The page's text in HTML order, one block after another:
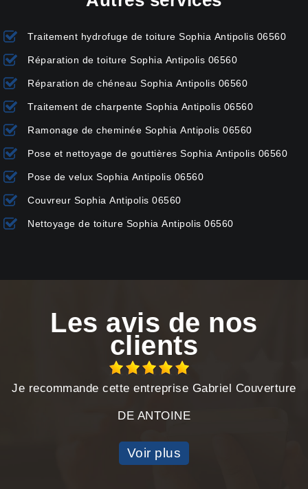
Traitement hydrofuge de toiture Sophia Antipolis 06560
Réparation de toiture Sophia Antipolis 06560
Réparation de chéneau Sophia Antipolis 06560
Traitement de charpente Sophia Antipolis 06560
Ramonage de cheminée Sophia Antipolis 06560
Pose et nettoyage de gouttières Sophia Antipolis 06560
Pose de velux Sophia Antipolis 06560
Couvreur Sophia Antipolis 06560
Nettoyage de toiture Sophia Antipolis 06560
Les avis de nos
clients
Je recommande cette entreprise Gabriel Couverture
DE ANTOINE
Voir plus